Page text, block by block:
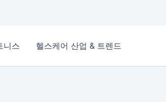
니스 헬스케어 산업 & 트렌드